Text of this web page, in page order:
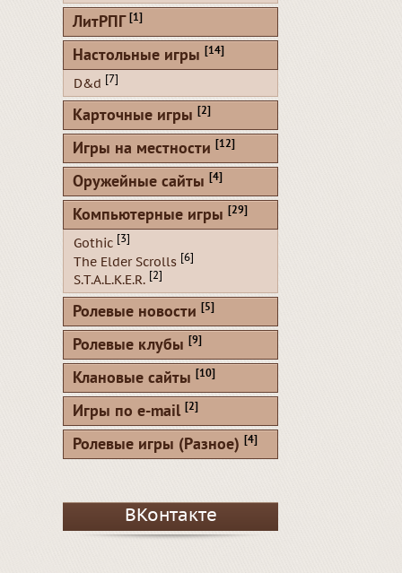
ЛитРПГ [1]
Настольные игры [14]
D&d [7]
Карточные игры [2]
Игры на местности [12]
Оружейные сайты [4]
Компьютерные игры [29]
Gothic [3]
The Elder Scrolls [6]
S.T.A.L.K.E.R. [2]
Ролевые новости [5]
Ролевые клубы [9]
Клановые сайты [10]
Игры по e-mail [2]
Ролевые игры (Разное) [4]
ВКонтакте